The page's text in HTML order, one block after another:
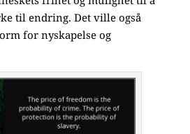
til endring. Det ville også
for nyskapelse og